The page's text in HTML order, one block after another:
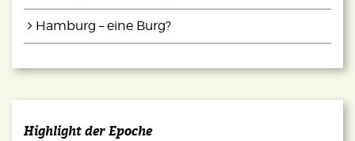
Hamburg – eine Burg?
Highlight der Epoche